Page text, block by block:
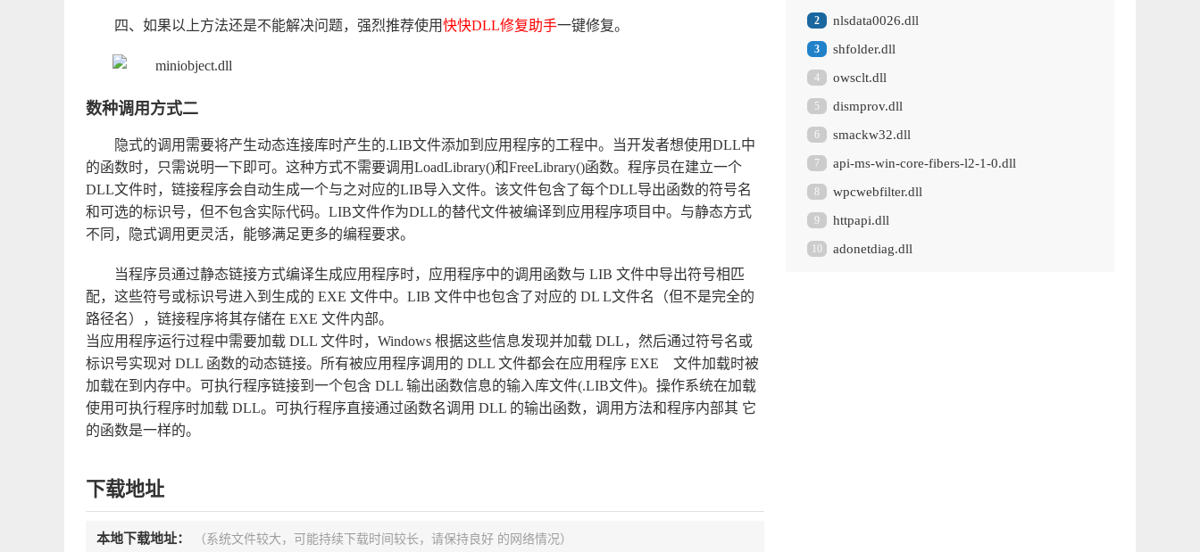
四、如果以上方法还是不能解决问题，强烈推荐使用快快DLL修复助手一键修复。
数种调用方式二
隐式的调用需要将产生动态连接库时产生的.LIB文件添加到应用程序的工程中。当开发者想使用DLL中
的函数时，只需说明一下即可。这种方式不需要调用LoadLibrary()和FreeLibrary()函数。程序员在建立一个
DLL文件时，链接程序会自动生成一个与之对应的LIB导入文件。该文件包含了每个DLL导出函数的符号名
和可选的标识号，但不包含实际代码。LIB文件作为DLL的替代文件被编译到应用程序项目中。与静态方式
不同，隐式调用更灵活，能够满足更多的编程要求。
当程序员通过静态链接方式编译生成应用程序时，应用程序中的调用函数与 LIB 文件中导出符号相匹
配，这些符号或标识号进入到生成的 EXE 文件中。LIB 文件中也包含了对应的 DL L文件名（但不是完全的
路径名），链接程序将其存储在 EXE 文件内部。
当应用程序运行过程中需要加载 DLL 文件时，Windows 根据这些信息发现并加载 DLL，然后通过符号名或
标识号实现对 DLL 函数的动态链接。所有被应用程序调用的 DLL 文件都会在应用程序 EXE 文件加载时被
加载在到内存中。可执行程序链接到一个包含 DLL 输出函数信息的输入库文件(.LIB文件)。操作系统在加载
使用可执行程序时加载 DLL。可执行程序直接通过函数名调用 DLL 的输出函数，调用方法和程序内部其 它
的函数是一样的。
下载地址
本地下载地址： （系统文件较大，可能持续下载时间较长，请保持良好 的网络情况）
2 nlsdata0026.dll
3 shfolder.dll
4 owsclt.dll
5 dismprov.dll
6 smackw32.dll
7 api-ms-win-core-fibers-l2-1-0.dll
8 wpcwebfilter.dll
9 httpapi.dll
10 adonetdiag.dll